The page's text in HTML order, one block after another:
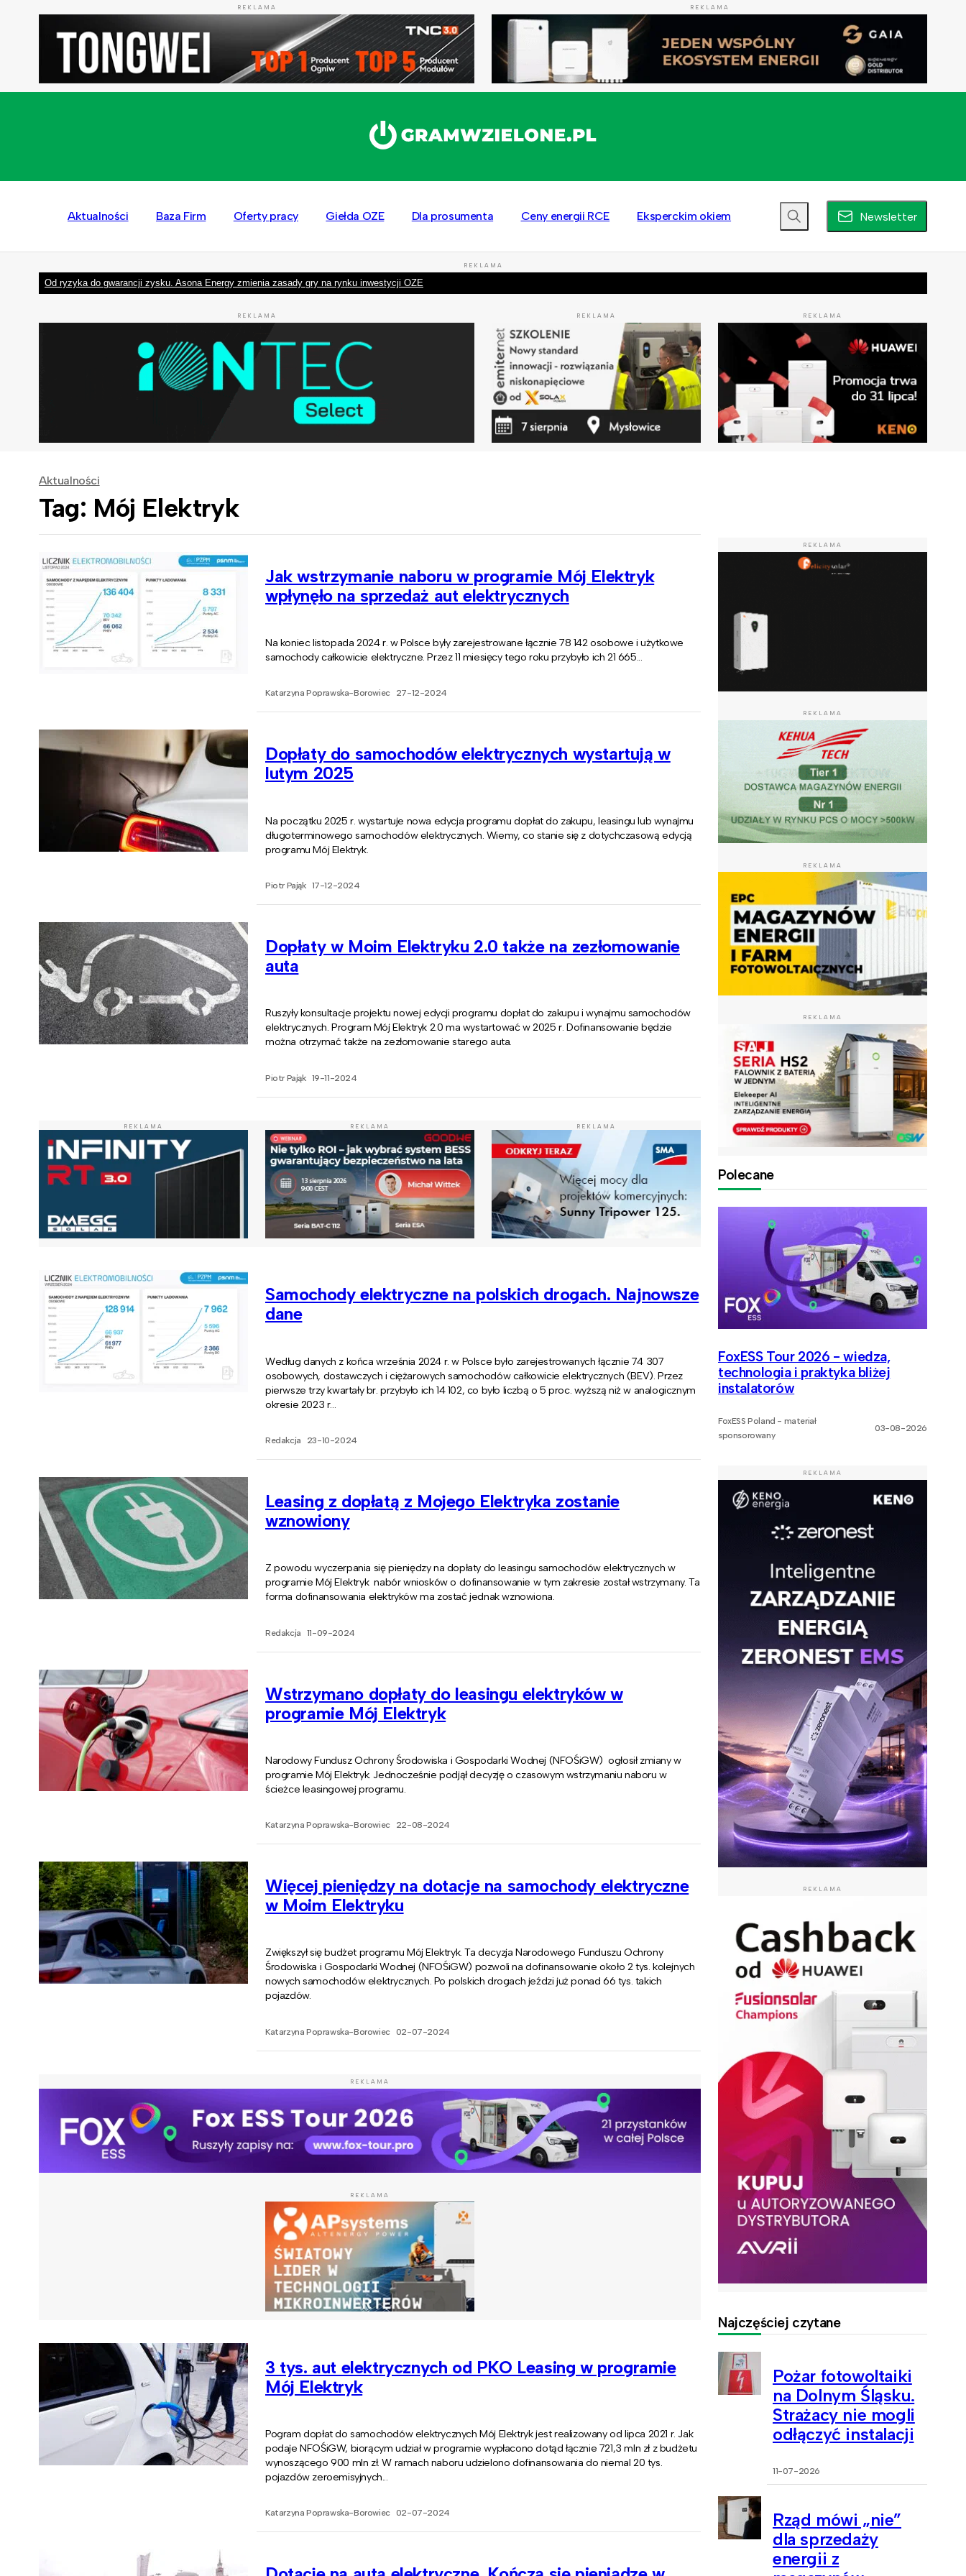
REKLAMA REKLAMA
Aktualności Baza Firm Oferty pracy Giełda OZE Dla prosumenta Ceny energii RCE Eksperckim okiem Newsletter
REKLAMA
Od ryzyka do gwarancji zysku. Asona Energy zmienia zasady gry na rynku inwestycji OZE
REKLAMA REKLAMA REKLAMA
Aktualności
Tag: Mój Elektryk
Jak wstrzymanie naboru w programie Mój Elektryk
wpłynęło na sprzedaż aut elektrycznych
Na koniec listopada 2024 r. w Polsce były zarejestrowane łącznie 78 142 osobowe i użytkowe
samochody całkowicie elektryczne. Przez 11 miesięcy tego roku przybyło ich 21 665...
Katarzyna Poprawska-Borowiec 27-12-2024
Dopłaty do samochodów elektrycznych wystartują w
lutym 2025
Na początku 2025 r. wystartuje nowa edycja programu dopłat do zakupu, leasingu lub wynajmu
długoterminowego samochodów elektrycznych. Wiemy, co stanie się z dotychczasową edycją
programu Mój Elektryk.
Piotr Pająk 17-12-2024
Dopłaty w Moim Elektryku 2.0 także na zezłomowanie
auta
Ruszyły konsultacje projektu nowej edycji programu dopłat do zakupu i wynajmu samochodów
elektrycznych. Program Mój Elektryk 2.0 ma wystartować w 2025 r. Dofinansowanie będzie
można otrzymać także na zezłomowanie starego auta.
Piotr Pająk 19-11-2024
REKLAMA REKLAMA REKLAMA
Samochody elektryczne na polskich drogach. Najnowsze
dane
Według danych z końca września 2024 r. w Polsce było zarejestrowanych łącznie 74 307
osobowych, dostawczych i ciężarowych samochodów całkowicie elektrycznych (BEV). Przez
pierwsze trzy kwartały br. przybyło ich 14 102, co było liczbą o 5 proc. wyższą niż w analogicznym
okresie 2023 r...
Redakcja 23-10-2024
Leasing z dopłatą z Mojego Elektryka zostanie
wznowiony
Z powodu wyczerpania się pieniędzy na dopłaty do leasingu samochodów elektrycznych w
programie Mój Elektryk nabór wniosków o dofinansowanie w tym zakresie został wstrzymany. Ta
forma dofinansowania elektryków ma zostać jednak wznowiona.
Redakcja 11-09-2024
Wstrzymano dopłaty do leasingu elektryków w
programie Mój Elektryk
Narodowy Fundusz Ochrony Środowiska i Gospodarki Wodnej (NFOŚiGW) ogłosił zmiany w
programie Mój Elektryk. Jednocześnie podjął decyzję o czasowym wstrzymaniu naboru w
ścieżce leasingowej programu.
Katarzyna Poprawska-Borowiec 22-08-2024
Więcej pieniędzy na dotacje na samochody elektryczne
w Moim Elektryku
Zwiększył się budżet programu Mój Elektryk. Ta decyzja Narodowego Funduszu Ochrony
Środowiska i Gospodarki Wodnej (NFOŚiGW) pozwoli na dofinansowanie około 2 tys. kolejnych
nowych samochodów elektrycznych. Po polskich drogach jeździ już ponad 66 tys. takich
pojazdów.
Katarzyna Poprawska-Borowiec 02-07-2024
REKLAMA
REKLAMA
3 tys. aut elektrycznych od PKO Leasing w programie
Mój Elektryk
Pogram dopłat do samochodów elektrycznych Mój Elektryk jest realizowany od lipca 2021 r. Jak
podaje NFOŚiGW, biorącym udział w programie wypłacono dotąd łącznie 721,3 mln zł z budżetu
wynoszącego 900 mln zł. W ramach naboru udzielono dofinansowania do niemal 20 tys.
pojazdów zeroemisyjnych...
Katarzyna Poprawska-Borowiec 02-07-2024
REKLAMA
REKLAMA
REKLAMA
REKLAMA
Polecane
FoxESS Tour 2026 - wiedza,
technologia i praktyka bliżej
instalatorów
FoxESS Poland - materiał
sponsorowany
03-08-2026
REKLAMA
REKLAMA
Najczęściej czytane
Pożar fotowoltaiki
na Dolnym Śląsku.
Strażacy nie mogli
odłączyć instalacji
11-07-2026
Rząd mówi „nie”
dla sprzedaży
energii z